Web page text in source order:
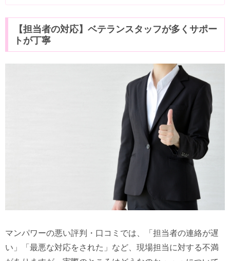
【担当者の対応】ベテランスタッフが多くサポー
トが丁寧
マンパワーの悪い評判・口コミでは、「担当者の連絡が遅
い」「最悪な対応をされた」など、現場担当に対する不満